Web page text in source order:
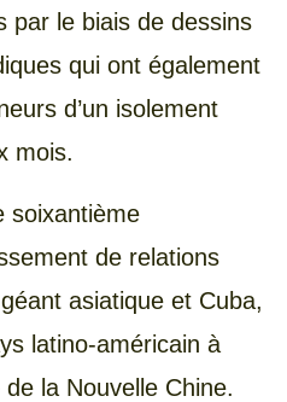
par le biais de dessins
qui ont également
d’un isolement
mois.
soixantième
de relations
asiatique et Cuba,
latino-américain à
la Nouvelle Chine.